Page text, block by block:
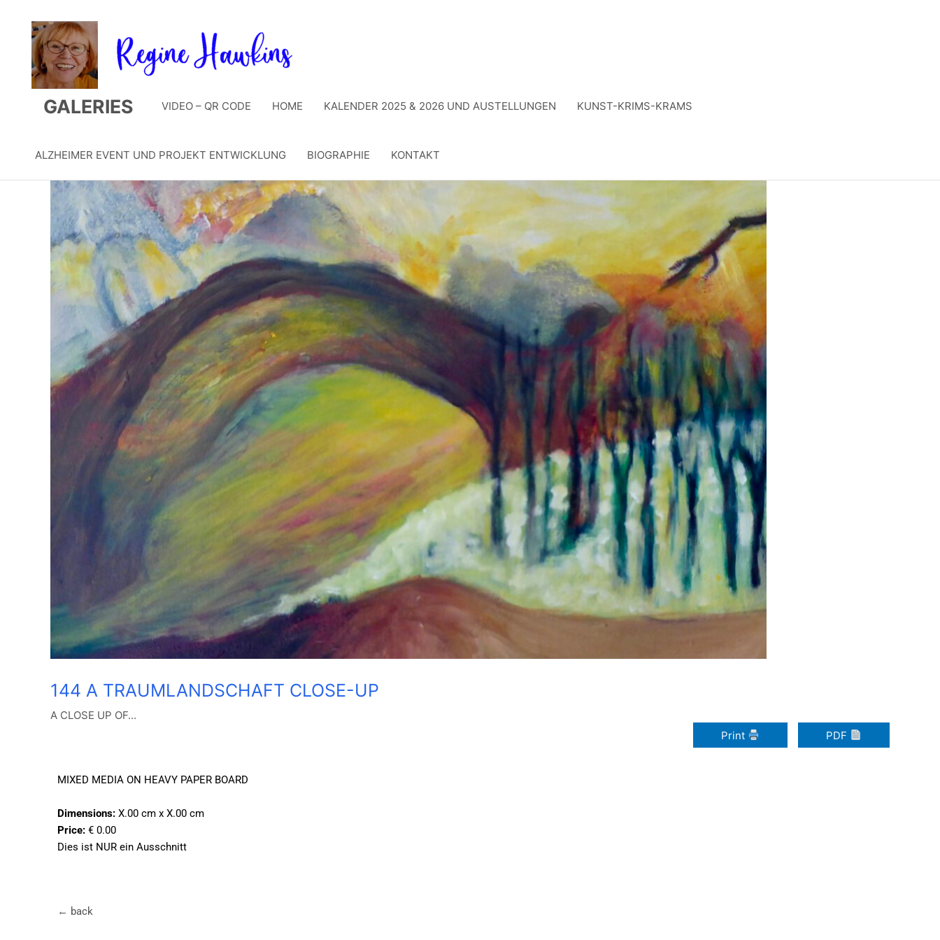
springen
GALERIES VIDEO – QR CODE HOME KALENDER 2025 & 2026 UND AUSTELLUNGEN KUNST-KRIMS-KRAMS
ALZHEIMER EVENT UND PROJEKT ENTWICKLUNG BIOGRAPHIE KONTAKT
144 A TRAUMLANDSCHAFT CLOSE-UP
A CLOSE UP OF...
Print
PDF
MIXED MEDIA ON HEAVY PAPER BOARD
Dimensions: X.00 cm x X.00 cm
Price: € 0.00
Dies ist NUR ein Ausschnitt
← back